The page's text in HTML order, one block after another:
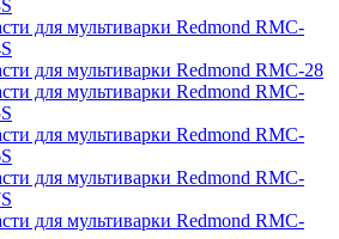
для мультиварки Redmond RMC-
для мультиварки Redmond RMC-28
для мультиварки Redmond RMC-
для мультиварки Redmond RMC-
для мультиварки Redmond RMC-
для мультиварки Redmond RMC-